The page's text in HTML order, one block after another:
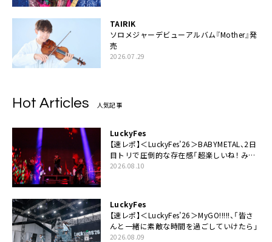
TAIRIK
ソロメジャーデビューアルバム『Mother』発
売
2026.07.29
Hot Articles 人気記事
LuckyFes
【速レポ】＜LuckyFes’26＞BABYMETAL、2日
目トリで圧倒的な存在感「超楽しいね！ みん
なありがとう！」
2026.08.10
LuckyFes
【速レポ】＜LuckyFes’26＞MyGO!!!!!、「皆さ
んと一緒に素敵な時間を過ごしていけたら」
2026.08.09